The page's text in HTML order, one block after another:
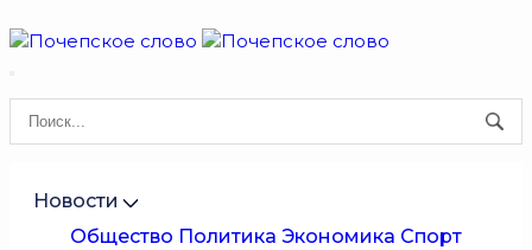
Новости
Общество Политика Экономика Спорт